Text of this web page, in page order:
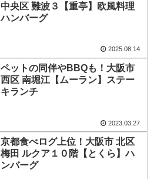
中央区 難波３【重亭】欧風料理
ハンバーグ
2025.08.14
ペットの同伴やBBQも！大阪市
西区 南堀江【ムーラン】ステー
キランチ
2023.03.27
京都食べログ上位！大阪市 北区
梅田 ルクア１０階【とくら】ハ
ンバーグ